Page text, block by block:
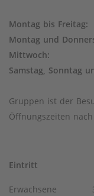
Montag bis
Montag und
Mittwoch:
Samstag, Sonntag
Gruppen ist der
Öffnungszeiten
Eintritt
Erwachsene